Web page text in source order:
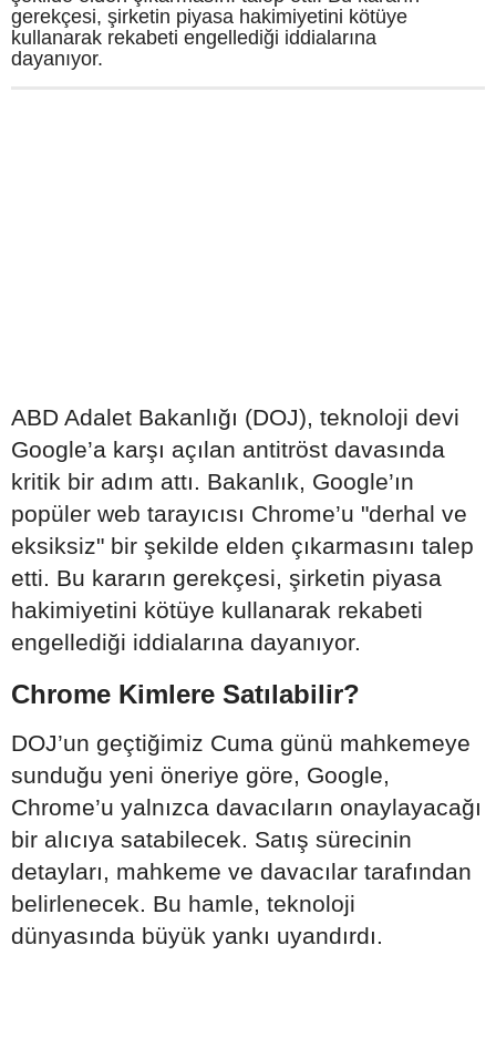
gerekçesi, şirketin piyasa hakimiyetini kötüye
kullanarak rekabeti engellediği iddialarına
dayanıyor.
ABD Adalet Bakanlığı (DOJ), teknoloji devi
Google’a karşı açılan antitröst davasında
kritik bir adım attı. Bakanlık, Google’ın
popüler web tarayıcısı Chrome’u "derhal ve
eksiksiz" bir şekilde elden çıkarmasını talep
etti. Bu kararın gerekçesi, şirketin piyasa
hakimiyetini kötüye kullanarak rekabeti
engellediği iddialarına dayanıyor.
Chrome Kimlere Satılabilir?
DOJ’un geçtiğimiz Cuma günü mahkemeye
sunduğu yeni öneriye göre, Google,
Chrome’u yalnızca davacıların onaylayacağı
bir alıcıya satabilecek. Satış sürecinin
detayları, mahkeme ve davacılar tarafından
belirlenecek. Bu hamle, teknoloji
dünyasında büyük yankı uyandırdı.